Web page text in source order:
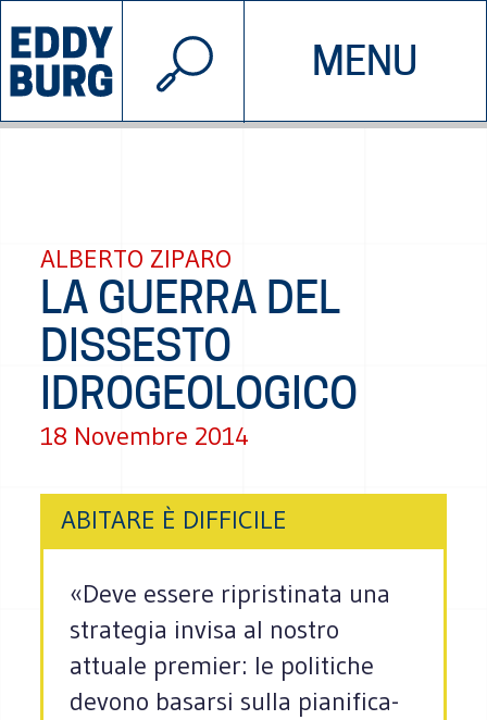
MENU
INIZIATIVE CHI SIAMO
© 2026 EDDYBURG
ALBERTO ZIPARO
LA GUERRA DEL
DISSESTO
IDROGEOLOGICO
18 Novembre 2014
ABITARE È DIFFICILE
«Deve essere ripri­sti­nata una
stra­te­gia invisa al nostro
attuale pre­mier: le poli­ti­che
devono basarsi sulla pia­ni­fi­ca­